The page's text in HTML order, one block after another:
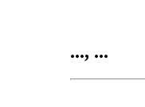
..., ...